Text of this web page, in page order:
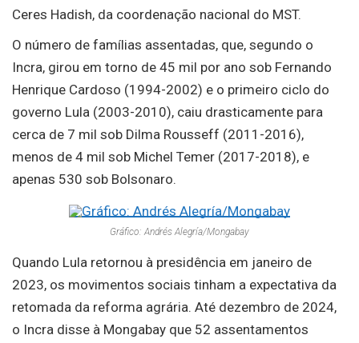
Ceres Hadish, da coordenação nacional do MST.
O número de famílias assentadas, que, segundo o
Incra, girou em torno de 45 mil por ano sob Fernando
Henrique Cardoso (1994-2002) e o primeiro ciclo do
governo Lula (2003-2010), caiu drasticamente para
cerca de 7 mil sob Dilma Rousseff (2011-2016),
menos de 4 mil sob Michel Temer (2017-2018), e
apenas 530 sob Bolsonaro.
Gráfico: Andrés Alegría/Mongabay
Quando Lula retornou à presidência em janeiro de
2023, os movimentos sociais tinham a expectativa da
retomada da reforma agrária. Até dezembro de 2024,
o Incra disse à Mongabay que 52 assentamentos